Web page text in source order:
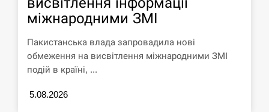
СЕРПЕНЬ
12:23
Силы обороны поразили российскую
переправу, склады и другие важные
объекты…
СЕРПЕНЬ
міжнародними ЗМІ
Пакистанська влада запровадила нові
обмеження на висвітлення міжнародними ЗМІ
подій в країні, ...
5.08.2026